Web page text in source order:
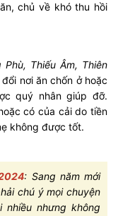
chủ về khó thu hồi
Thiếu Âm, Thiên
nơi ăn chốn ở hoặc
quý nhân giúp đỡ.
có của cải do tiền
không được tốt.
: Sang năm mới
chú ý mọi chuyện
nhưng không